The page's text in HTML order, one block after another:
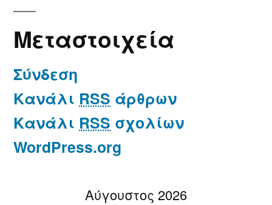
Μεταστοιχεία
Σύνδεση
Κανάλι RSS άρθρων
Κανάλι RSS σχολίων
WordPress.org
Αύγουστος 2026